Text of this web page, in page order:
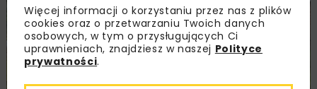
Więcej informacji o korzystaniu przez nas z plików
cookies oraz o przetwarzaniu Twoich danych
osobowych, w tym o przysługujących Ci
uprawnieniach, znajdziesz w naszej Polityce
prywatności.